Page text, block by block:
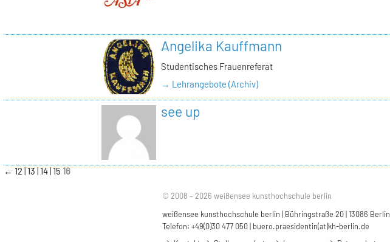
Angelika Kauffmann
Studentisches Frauenreferat
→ Lehrangebote (Archiv)
see up
← 12 13 14 15 16
© 2008 – 2026 weißensee kunsthochschule berlin
weißensee kunsthochschule berlin | Bühringstraße 20 | 13086 Berlin
Telefon: +49(0)30 477 050 | buero.praesidentin(at)kh-berlin.de